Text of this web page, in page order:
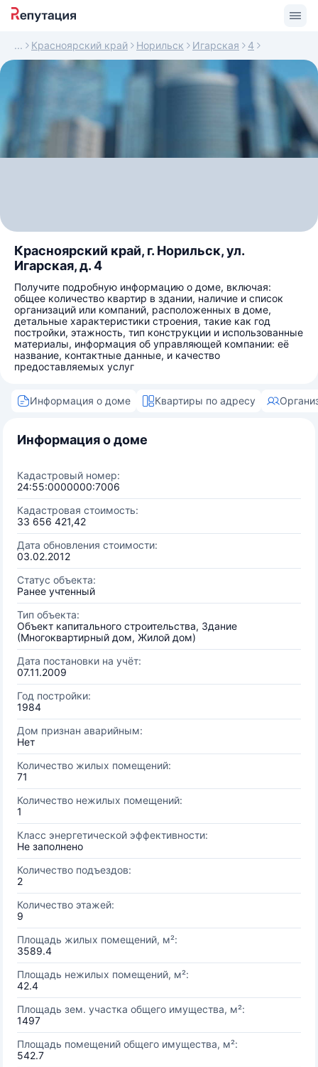
Красноярский край Норильск Игарская 4
Красноярский край, г. Норильск, ул.
Игарская, д. 4
Получите подробную информацию о доме, включая:
общее количество квартир в здании, наличие и список
организаций или компаний, расположенных в доме,
детальные характеристики строения, такие как год
постройки, этажность, тип конструкции и использованные
материалы, информация об управляющей компании: её
название, контактные данные, и качество
предоставляемых услуг
Информация о доме Квартиры по адресу
Информация о доме
Кадастровый номер:
24:55:0000000:7006
Кадастровая стоимость:
33 656 421,42
Дата обновления стоимости:
03.02.2012
Статус объекта:
Ранее учтенный
Тип объекта:
Объект капитального строительства, Здание
(Многоквартирный дом, Жилой дом)
Дата постановки на учёт:
07.11.2009
Год постройки:
1984
Дом признан аварийным:
Нет
Количество жилых помещений:
71
Количество нежилых помещений:
1
Класс энергетической эффективности:
Не заполнено
Количество подъездов:
2
Количество этажей:
9
Площадь жилых помещений, м²:
3589.4
Площадь нежилых помещений, м²:
42.4
Площадь зем. участка общего имущества, м²:
1497
Площадь помещений общего имущества, м²:
542.7